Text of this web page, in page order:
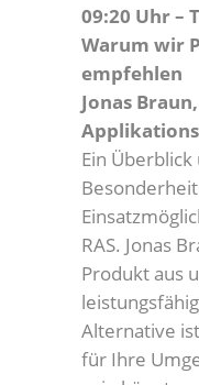
09:20 Uhr –
Warum wir
empfehlen
Jonas
Ein
RAS. Jonas
Produkt aus
Alternative
für Ihre